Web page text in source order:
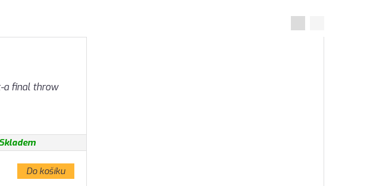
a final throw
Skladem
Do košíku